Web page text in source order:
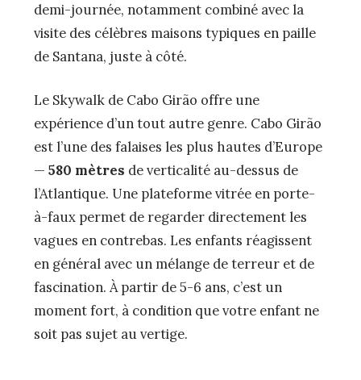
demi-journée, notamment combiné avec la
visite des célèbres maisons typiques en paille
de Santana, juste à côté.
Le Skywalk de Cabo Girão offre une
expérience d’un tout autre genre. Cabo Girão
est l’une des falaises les plus hautes d’Europe
— 580 mètres de verticalité au-dessus de
l’Atlantique. Une plateforme vitrée en porte-
à-faux permet de regarder directement les
vagues en contrebas. Les enfants réagissent
en général avec un mélange de terreur et de
fascination. À partir de 5-6 ans, c’est un
moment fort, à condition que votre enfant ne
soit pas sujet au vertige.